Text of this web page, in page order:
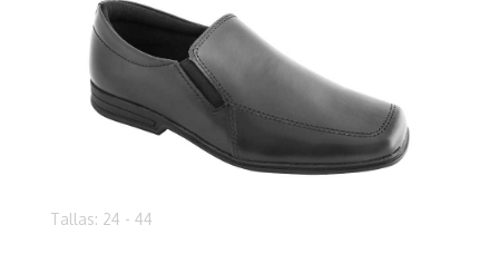
Tallas: 24 - 44